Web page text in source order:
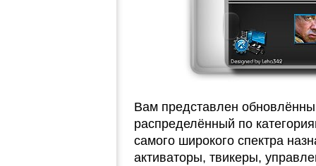
Вам представлен
распределённый по
самого широкого спектра
активаторы, твикеры,